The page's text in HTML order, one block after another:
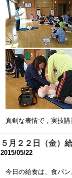
第31回公開研究会
2018年2月15日 07:38
「第３１回 公開
2017年12月13日 18:22
「第３１回 公開
2017年6月 1日 08:00
中庭改修工事 終
2016年9月 7日 18:31
平成２９年度使用
2016年7月21日 08:25
中庭改修工事につい
真剣な表情で，実技
５月２２日（金）
2015/05/22
今日の給食は、食パン